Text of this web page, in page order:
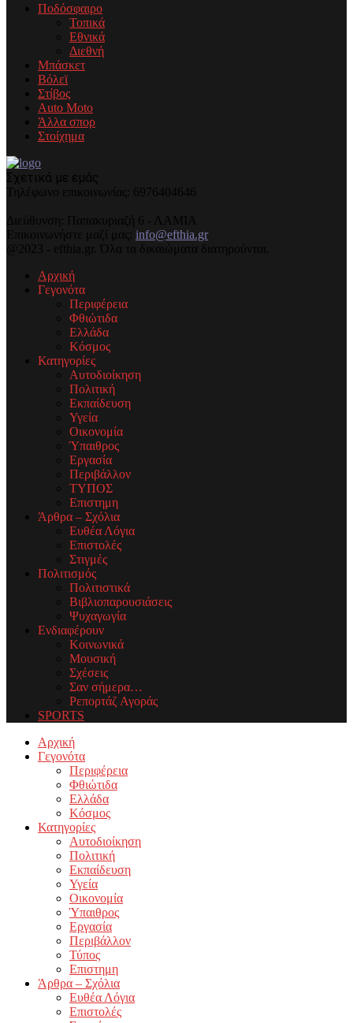
Ποδόσφαιρο
Τοπικά
Εθνικά
Διεθνή
Μπάσκετ
Βόλεϊ
Στίβος
Auto Moto
Άλλα σπορ
Στοίχημα
Σχετικά με εμάς
Τηλέφωνo επικοινωνίας: 6976404646
Διεύθυνση: Παπακυριαζή 6 - ΛΑΜΙΑ
Επικοινωνήστε μαζί μας: info@efthia.gr
@2023 - efthia.gr. Όλα τα δικαιώματα διατηρούνται.
Αρχική
Γεγονότα
Περιφέρεια
Φθιώτιδα
Ελλάδα
Κόσμος
Κατηγορίες
Αυτοδιοίκηση
Πολιτική
Εκπαίδευση
Υγεία
Οικονομία
Ύπαιθρος
Εργασία
Περιβάλλον
ΤΥΠΟΣ
Επιστημη
Άρθρα – Σχόλια
Ευθέα Λόγια
Επιστολές
Στιγμές
Πολιτισμός
Πολιτιστικά
Βιβλιοπαρουσιάσεις
Ψυχαγωγία
Ενδιαφέρουν
Κοινωνικά
Μουσική
Σχέσεις
Σαν σήμερα…
Ρεπορτάζ Αγοράς
SPORTS
Facebook
Twitter
Instagram
Youtube
Email
Αρχική
Γεγονότα
Περιφέρεια
Φθιώτιδα
Ελλάδα
Κόσμος
Κατηγορίες
Αυτοδιοίκηση
Πολιτική
Εκπαίδευση
Υγεία
Οικονομία
Ύπαιθρος
Εργασία
Περιβάλλον
Τύπος
Επιστημη
Άρθρα – Σχόλια
Ευθέα Λόγια
Επιστολές